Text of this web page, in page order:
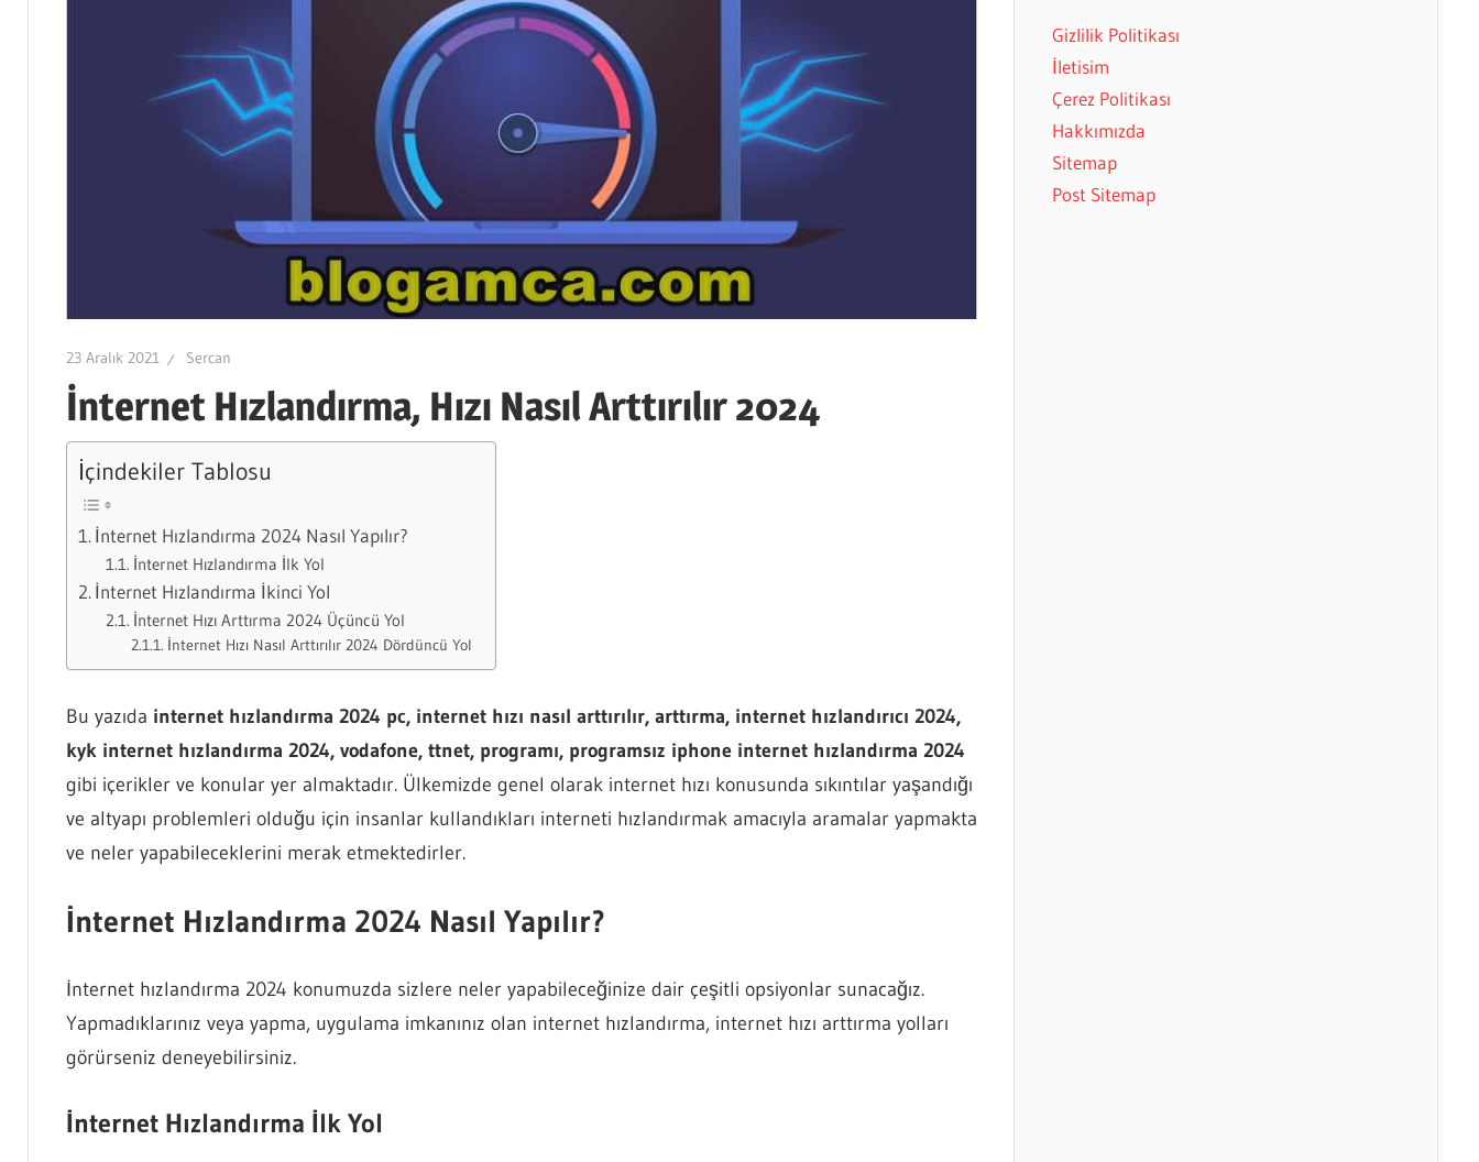
23 Aralık 2021 Sercan
İnternet Hızlandırma, Hızı Nasıl Arttırılır 2024
İçindekiler Tablosu
İnternet Hızlandırma 2024 Nasıl Yapılır?
İnternet Hızlandırma İlk Yol
İnternet Hızlandırma İkinci Yol
İnternet Hızı Arttırma 2024 Üçüncü Yol
İnternet Hızı Nasıl Arttırılır 2024 Dördüncü Yol
Bu yazıda internet hızlandırma 2024 pc, internet hızı nasıl arttırılır, arttırma, internet hızlandırıcı 2024,
kyk internet hızlandırma 2024, vodafone, ttnet, programı, programsız iphone internet hızlandırma 2024
gibi içerikler ve konular yer almaktadır. Ülkemizde genel olarak internet hızı konusunda sıkıntılar yaşandığı
ve altyapı problemleri olduğu için insanlar kullandıkları interneti hızlandırmak amacıyla aramalar yapmakta
ve neler yapabileceklerini merak etmektedirler.
İnternet Hızlandırma 2024 Nasıl Yapılır?
İnternet hızlandırma 2024 konumuzda sizlere neler yapabileceğinize dair çeşitli opsiyonlar sunacağız.
Yapmadıklarınız veya yapma, uygulama imkanınız olan internet hızlandırma, internet hızı arttırma yolları
görürseniz deneyebilirsiniz.
İnternet Hızlandırma İlk Yol
Gizlilik Politikası
İletisim
Çerez Politikası
Hakkımızda
Sitemap
Post Sitemap